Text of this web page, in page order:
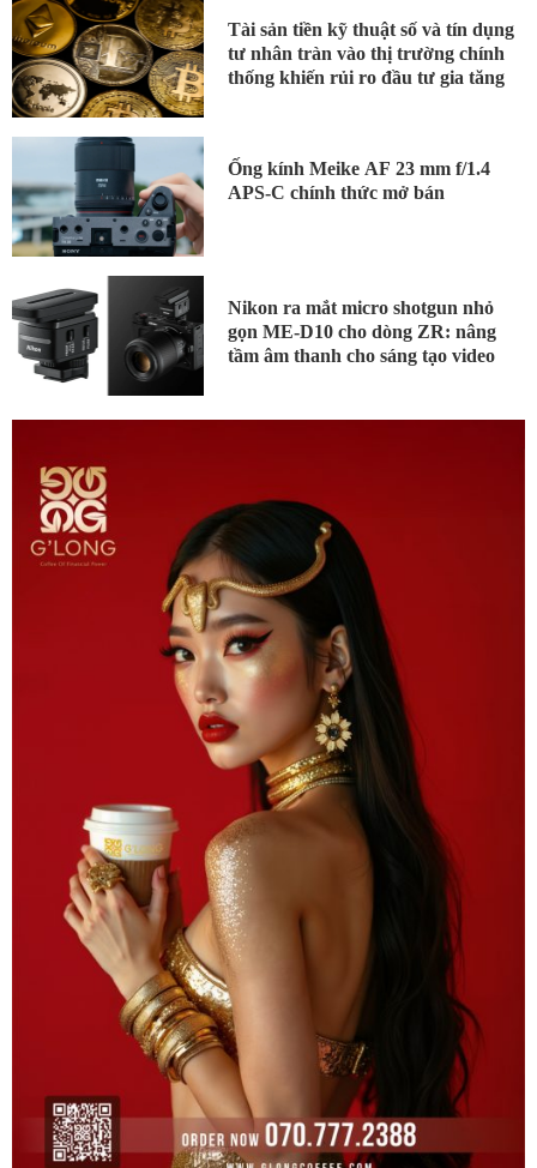
Tài sản tiền kỹ thuật số và tín dụng
tư nhân tràn vào thị trường chính
thống khiến rủi ro đầu tư gia tăng
Ống kính Meike AF 23 mm f/1.4
APS-C chính thức mở bán
Nikon ra mắt micro shotgun nhỏ
gọn ME-D10 cho dòng ZR: nâng
tầm âm thanh cho sáng tạo video